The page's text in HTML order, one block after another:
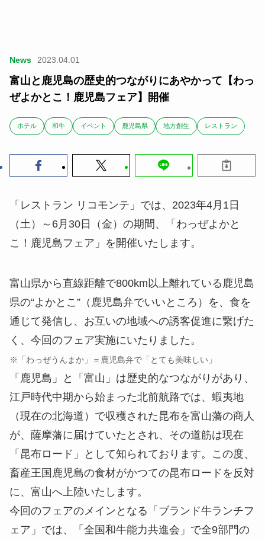
News 2023.04.01
富山と鹿児島の歴史的つながりにあやかって【わっ
ぜよかとこ！鹿児島フェア】開催
ホテル 和牛 イベント 鹿児島県 地方創生 レストラン
「レストラン リコモンテ」では、2023年4月1日
（土）～6月30日（金）の期間、「わっぜよかと
こ！鹿児島フェア」を開催いたします。
富山県から直線距離で800km以上離れている鹿児島
県の“よかとこ”（鹿児島弁でいいところ）を、食を
通じて発信し、お互いの地域への誘客促進に繋げた
く、今回のフェア実施にいたりました。
※「わっぜうんまか」＝鹿児島弁で「とても美味しい」
「鹿児島」と「富山」は歴史的なつながりがあり、
江戸時代中期から始まった北前航路では、蝦夷地
（現在の北海道）で収穫された昆布を富山藩の商人
が、薩摩藩に届けていたとされ、その道筋は現在
「昆布ロード」として知られております。この度、
畜産王国鹿児島の食材がかつての昆布ロードを反対
に、富山へ上陸いたします。
今回のフェアのメインとなる「ブランド牛ランチフ
ェア」では、「全国和牛能力共進会」で全9部門の